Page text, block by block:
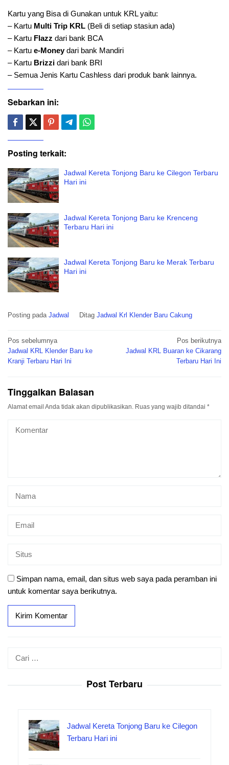
Kartu yang Bisa di Gunakan untuk KRL yaitu:
– Kartu Multi Trip KRL (Beli di setiap stasiun ada)
– Kartu Flazz dari bank BCA
– Kartu e-Moneydari bank Mandiri
– Kartu Brizzi dari bank BRI
– Semua Jenis Kartu Cashless dari produk bank lainnya.
Sebarkan ini:
Posting terkait:
Jadwal Kereta Tonjong Baru ke Cilegon Terbaru
Hari ini
Jadwal Kereta Tonjong Baru ke Krenceng
Terbaru Hari ini
Jadwal Kereta Tonjong Baru ke Merak Terbaru
Hari ini
Posting pada Jadwal Ditag Jadwal Krl Klender Baru Cakung
Navigasi
pos
Pos sebelumnya
Jadwal KRL Klender Baru ke
Kranji Terbaru Hari Ini
Pos berikutnya
Jadwal KRL Buaran ke Cikarang
Terbaru Hari Ini
Tinggalkan Balasan
Alamat email Anda tidak akan dipublikasikan. Ruas yang wajib ditandai *
Simpan nama, email, dan situs web saya pada peramban ini
untuk komentar saya berikutnya.
Post Terbaru
Jadwal Kereta Tonjong Baru ke Cilegon
Terbaru Hari ini